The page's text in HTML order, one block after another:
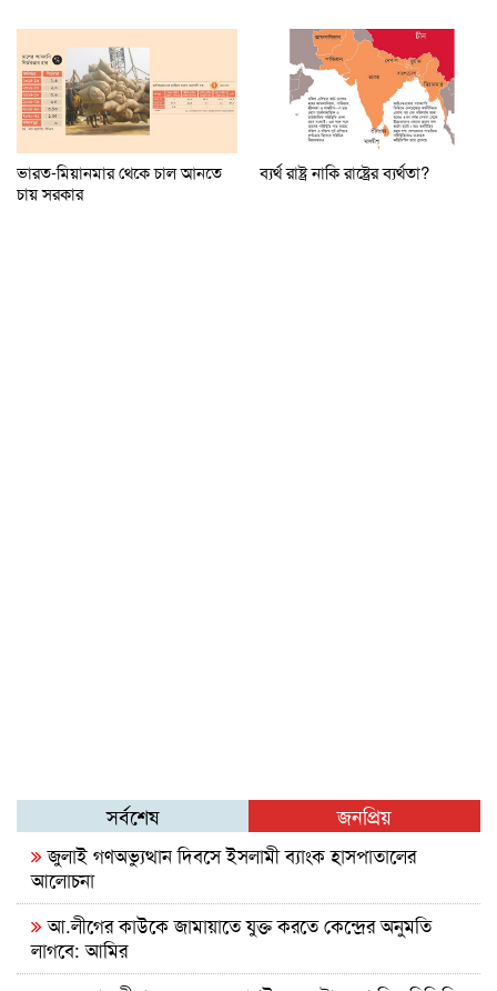
ভারত-মিয়ানমার থেকে চাল আনতে
চায় সরকার
ব্যর্থ রাষ্ট্র নাকি রাষ্ট্রের ব্যর্থতা?
সর্বশেষ জনপ্রিয়
জুলাই গণঅভ্যুত্থান দিবসে ইসলামী ব্যাংক হাসপাতালের
আলোচনা
আ.লীগের কাউকে জামায়াতে যুক্ত করতে কেন্দ্রের অনুমতি
লাগবে: আমির